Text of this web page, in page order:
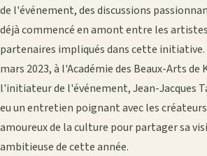
de l'événement, des discussions
déjà commencé en amont entre les
partenaires impliqués dans cette initiative.
mars 2023, à l'Académie des Beaux-Arts de
l'initiateur de l'événement, Jean-Jacques
eu un entretien poignant avec les
amoureux de la culture pour partager sa
ambitieuse de cette année.